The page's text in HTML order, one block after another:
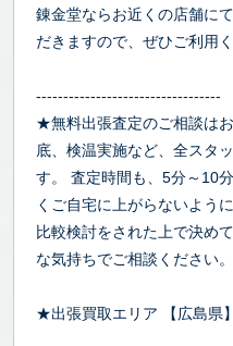
錬金堂ならお近くの店舗に
だきますので、ぜひご利用
----------------------------------
★無料出張査定のご相談は
底、検温実施など、全スタ
す。 査定時間も、5分～10
くご自宅に上がらないよう
比較検討をされた上で決め
な気持ちでご相談ください。
★出張買取エリア 【広島県